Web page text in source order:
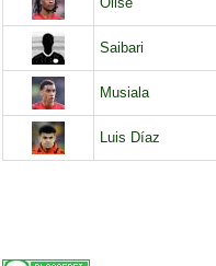
Saibari
Musiala
Luis Díaz